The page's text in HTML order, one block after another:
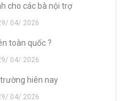
cho các bà nội trợ
04/ 2026
toàn quốc ?
04/ 2026
hiên nay
04/ 2026